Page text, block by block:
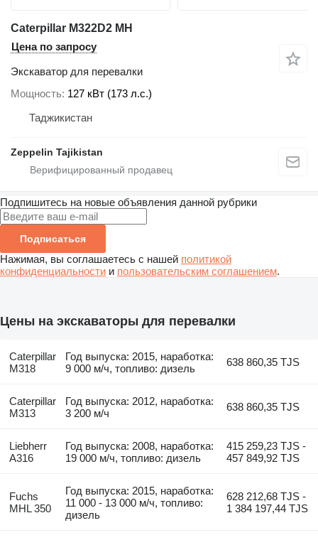
Caterpillar M322D2 MH
Цена по запросу
Экскаватор для перевалки
Мощность 127 кВт (173 л.с.)
Таджикистан
Zeppelin Tajikistan
Подпишитесь на новые объявления данной рубрики
Подписаться
Нажимая, вы соглашаетесь с нашей политикой
конфиденциальности и пользовательским соглашением.
Цены на экскаваторы для перевалки
Caterpillar
M318
Год выпуска: 2015, наработка:
9 000 м/ч, топливо: дизель
638 860,35 TJS
Caterpillar
M313
Год выпуска: 2012, наработка:
3 200 м/ч
638 860,35 TJS
Liebherr
A316
Год выпуска: 2008, наработка:
19 000 м/ч, топливо: дизель
415 259,23 TJS -
457 849,92 TJS
Fuchs
MHL 350
Год выпуска: 2015, наработка:
11 000 - 13 000 м/ч, топливо:
дизель
628 212,68 TJS -
1 384 197,44 TJS